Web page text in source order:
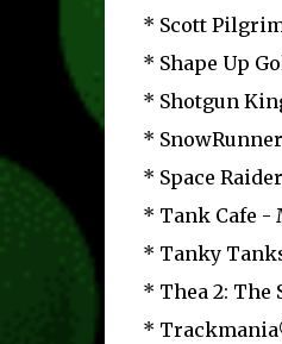
* Scott
* Shape Up
* Shotgun
*
* Space
* Tank Cafe -
* Tanky
* Thea 2: The
*